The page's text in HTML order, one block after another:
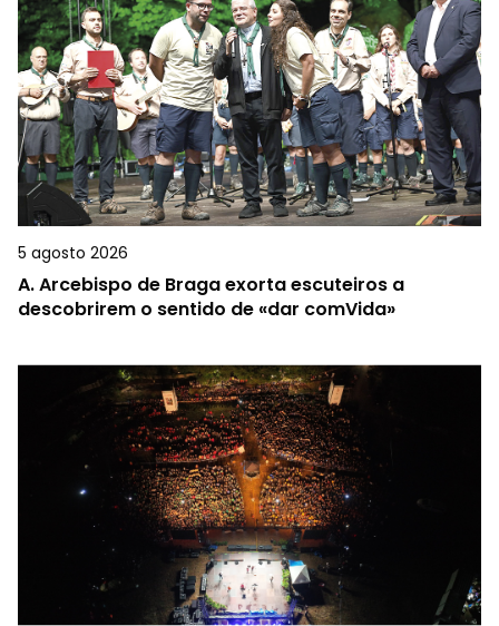
5 agosto 2026
A.Arcebispo de Braga exorta escuteiros a
descobrirem o sentido de «dar comVida»